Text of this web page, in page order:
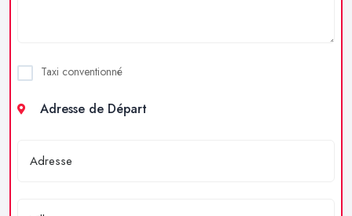
Taxi conventionné
Adresse de Départ